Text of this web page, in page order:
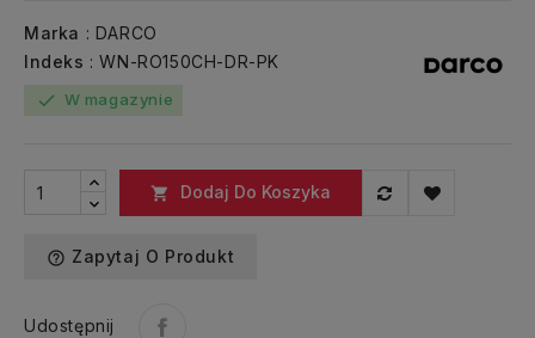
Marka : DARCO
Indeks : WN-RO150CH-DR-PK
check W magazynie
 Dodaj Do Koszyka
help_outline Zapytaj O Produkt
Udostępnij